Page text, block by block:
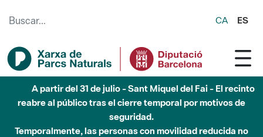
CA ES
A partir del 31 de julio - Sant Miquel del Fai - El recinto
reabre al público tras el cierre temporal por motivos de
seguridad.
Temporalmente, las personas con movilidad reducida no